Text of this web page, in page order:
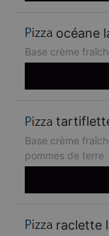
océane
Base crème
Base crème
pommes de terre
raclette